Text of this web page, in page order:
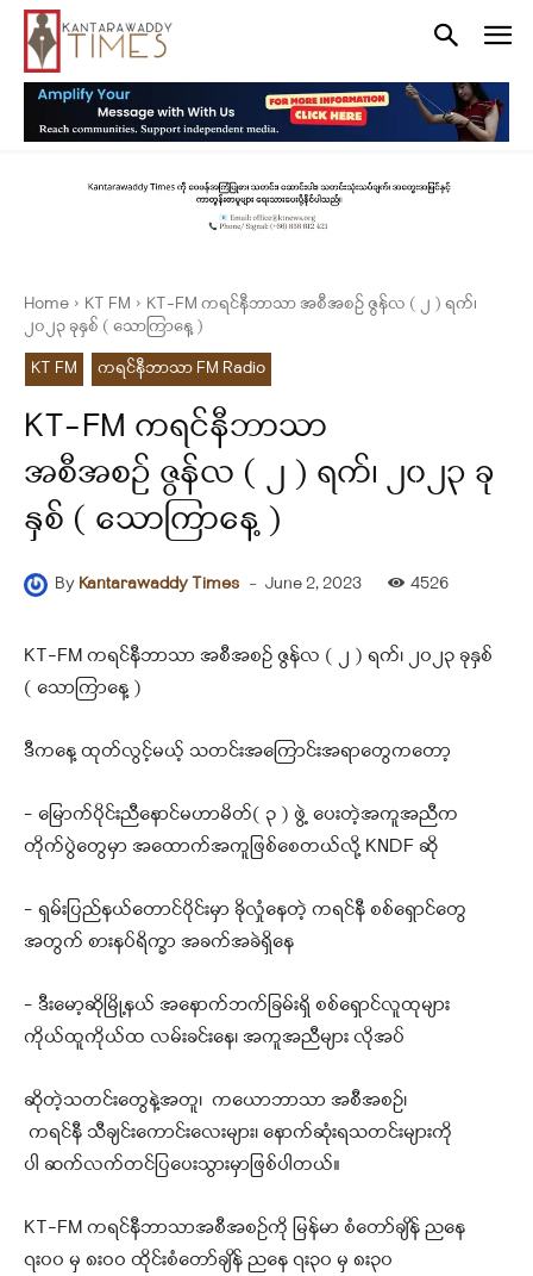
Home KT FM
KT-FM ကရင်နီဘာသာ အစီအစဉ် ဇွန်လ ( ၂ ) ရက်၊
၂၀၂၃ ခုနှစ် ( သောကြာနေ့ )
KT FM
ကရင်နီဘာသာ FM Radio
KT-FM ကရင်နီဘာသာ
အစီအစဉ် ဇွန်လ ( ၂ ) ရက်၊ ၂၀၂၃ ခု
နှစ် ( သောကြာနေ့ )
By Kantarawaddy Times - June 2, 2023 4526
KT-FM ကရင်နီဘာသာ အစီအစဉ် ဇွန်လ ( ၂ ) ရက်၊ ၂၀၂၃ ခုနှစ်
( သောကြာနေ့ )
ဒီကနေ့ ထုတ်လွင့်မယ့် သတင်းအကြောင်းအရာတွေကတော့
– မြောက်ပိုင်းညီနောင်မဟာမိတ်( ၃ ) ဖွဲ့ ပေးတဲ့အကူအညီက
တိုက်ပွဲတွေမှာ အထောက်အကူဖြစ်စေတယ်လို့ KNDF ဆို
– ရှမ်းပြည်နယ်တောင်ပိုင်းမှာ ခိုလှုံနေတဲ့ ကရင်နီ စစ်ရှောင်တွေ
အတွက် စားနပ်ရိက္ခာ အခက်အခဲရှိနေ
– ဒီးမော့ဆိုမြို့နယ် အနောက်ဘက်ခြမ်းရှိ စစ်ရှောင်လူထုများ
ကိုယ်ထူကိုယ်ထ လမ်းခင်းနေ၊ အကူအညီများ လိုအပ်
ဆိုတဲ့သတင်းတွေနဲ့အတူ၊ ကယောဘာသာ အစီအစဉ်၊
ကရင်နီ သီချင်းကောင်းလေးများ၊ နောက်ဆုံးရသတင်းများကို
ပါ ဆက်လက်တင်ပြပေးသွားမှာဖြစ်ပါတယ်။
KT-FM ကရင်နီဘာသာအစီအစဉ်ကို မြန်မာ စံတော်ချိန် ညနေ
၇း၀၀ မှ ၈းဝဝ ထိုင်းစံတော်ချိန် ညနေ ၇း၃၀ မှ ၈း၃၀